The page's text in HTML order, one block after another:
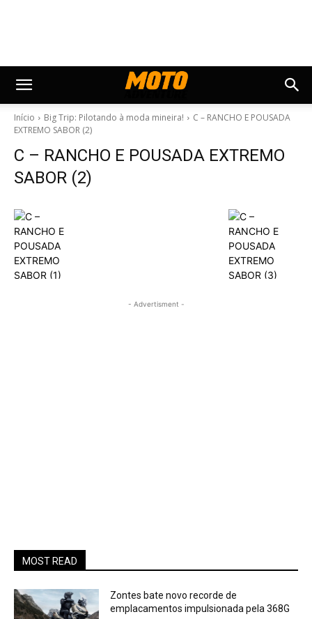
Início Big Trip: Pilotando à moda mineira!
C – RANCHO E POUSADA
EXTREMO SABOR (2)
C – RANCHO E POUSADA EXTREMO
SABOR (2)
- Advertisment -
MOST READ
Zontes bate novo recorde de
emplacamentos impulsionada pela 368G